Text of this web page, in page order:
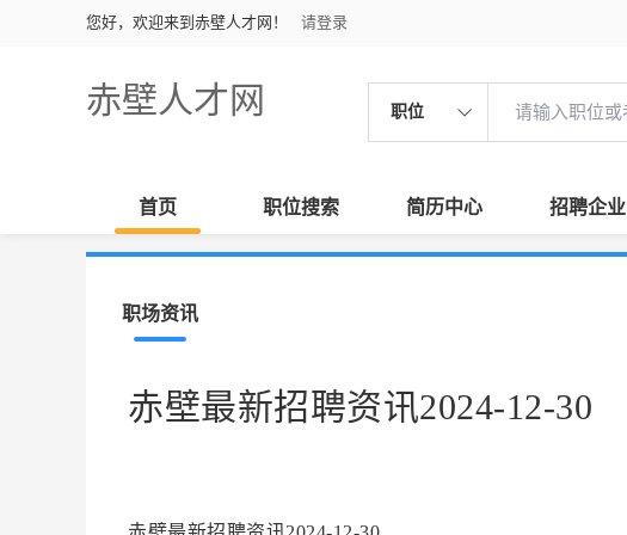
您好，欢迎来到赤壁人才网！ 请登录
赤壁人才网 职位
首页 职位搜索 简历中心 招聘企业
职场资讯
赤壁最新招聘资讯2024-12-30